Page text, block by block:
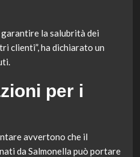
la salubrità dei
clienti”, ha dichiarato un
per i
avvertono che il
da Salmonella può portare